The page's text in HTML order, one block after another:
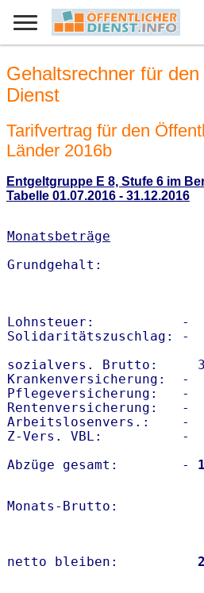
Gehaltsrechner für
Dienst
Tarifvertrag für den
Länder 2016b
Entgeltgruppe E 8, Stufe 6 im
Tabelle 01.07.2016 - 31.12.2016
Monatsbeträge
Lohnsteuer:           -
Solidaritätszuschlag: -
sozialvers. Brutto:
Krankenversicherung:
Pflegeversicherung:   -
Rentenversicherung:   -
Arbeitslosenvers.:    -
Z-Vers. VBL:          -
Abzüge gesamt:        -
Monats-
netto bleiben: